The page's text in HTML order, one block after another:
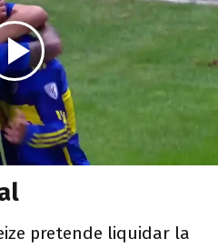
pretende liquidar la